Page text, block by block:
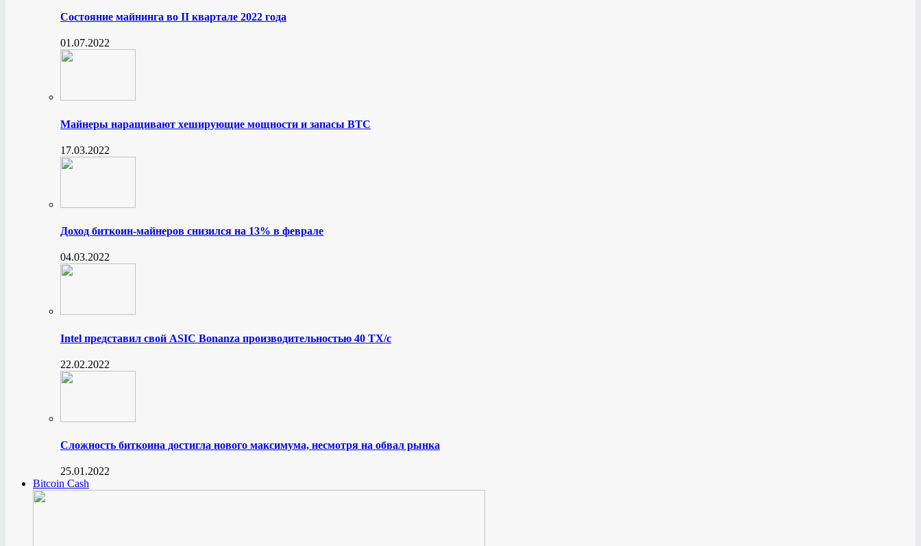
Состояние майнинга во II квартале 2022 года
01.07.2022
Майнеры наращивают хеширующие мощности и запасы BTC
17.03.2022
Доход биткоин-майнеров снизился на 13% в феврале
04.03.2022
Intel представил свой ASIC Bonanza производительностью 40 ТХ/с
22.02.2022
Сложность биткоина достигла нового максимума, несмотря на обвал рынка
25.01.2022
Bitcoin Cash